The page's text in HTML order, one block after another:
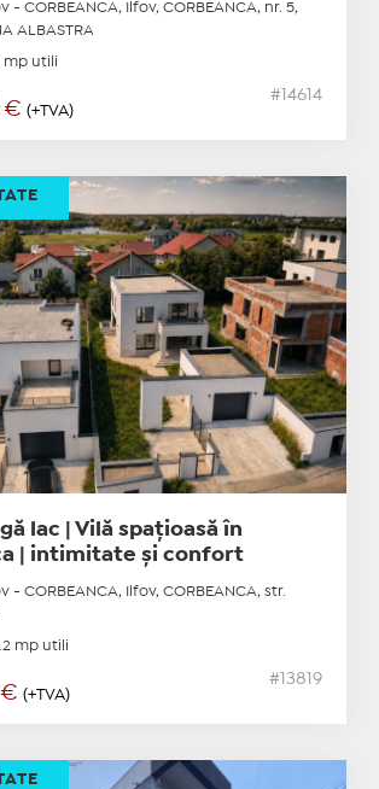
- CORBEANCA, Ilfov, CORBEANCA, nr. 5,
ALBASTRA
mp utili
€ (+TVA)
#14614
lac | Vilă spațioasă în
| intimitate și confort
- CORBEANCA, Ilfov, CORBEANCA, str.
mp utili
€ (+TVA)
#13819